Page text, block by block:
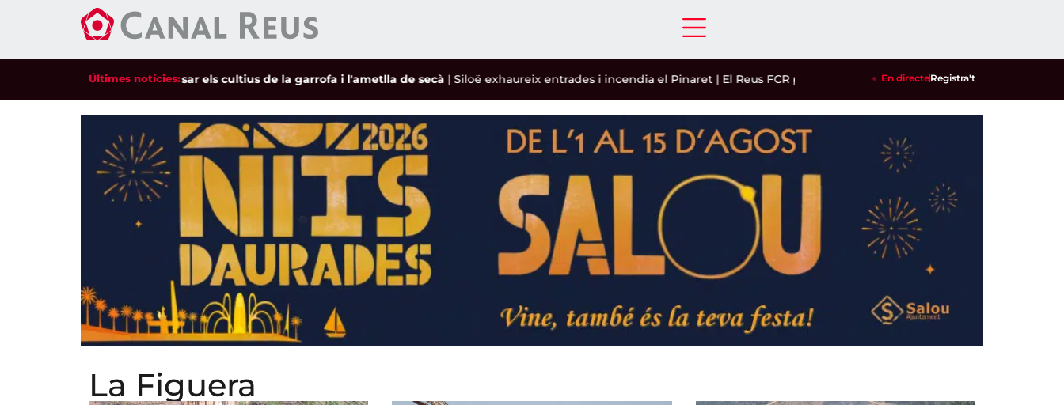
Últimes notícies:
mobilitzacions per defensar els cultius de la garrofa i l'ametlla de secà|Siloë exhaureix entrades i incendia el Pinaret|El Reus FCR perd amb contundència contra un Petro de
En directeRegistra't
La Figuera